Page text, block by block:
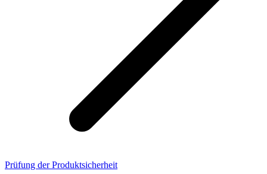
Prüfung der Produktsicherheit